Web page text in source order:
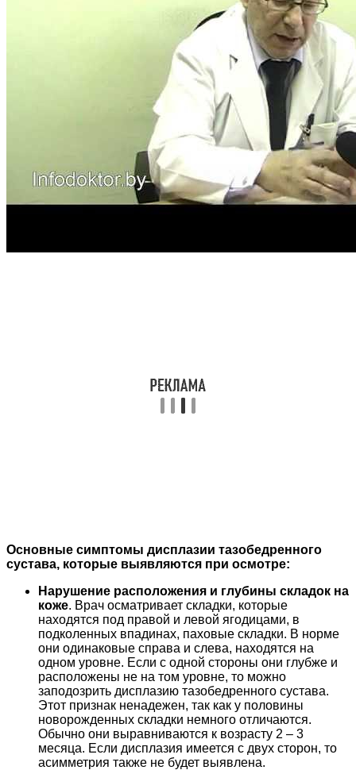
Основные симптомы дисплазии тазобедренного
сустава, которые выявляются при осмотре:
Нарушение расположения и глубины складок на
коже. Врач осматривает складки, которые
находятся под правой и левой ягодицами, в
подколенных впадинах, паховые складки. В норме
они одинаковые справа и слева, находятся на
одном уровне. Если с одной стороны они глубже и
расположены не на том уровне, то можно
заподозрить дисплазию тазобедренного сустава.
Этот признак ненадежен, так как у половины
новорожденных складки немного отличаются.
Обычно они выравниваются к возрасту 2 – 3
месяца. Если дисплазия имеется с двух сторон, то
асимметрия также не будет выявлена.